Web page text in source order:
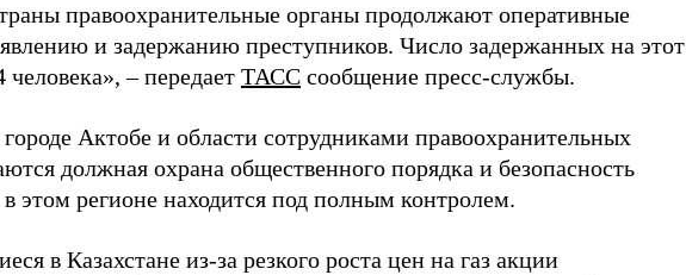
правоохранительные органы продолжают оперативные
и задержанию преступников. Число задержанных на этот
человека», – передает ТАСС сообщение пресс-службы.
Актобе и области сотрудниками правоохранительных
должная охрана общественного порядка и безопасность
этом регионе находится под полным контролем.
в Казахстане из-за резкого роста цен на газ акции